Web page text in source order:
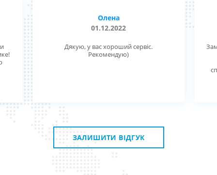
Олена
01.12.2022
Дякую, у вас хороший сервіс.
Рекомендую)
ЗАЛИШИТИ ВІДГУК